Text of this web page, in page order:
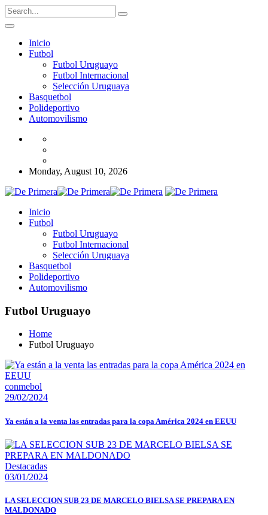
Inicio
Futbol
Futbol Uruguayo
Futbol Internacional
Selección Uruguaya
Basquetbol
Polideportivo
Automovilismo
Monday, August 10, 2026
Inicio
Futbol
Futbol Uruguayo
Futbol Internacional
Selección Uruguaya
Basquetbol
Polideportivo
Automovilismo
Futbol Uruguayo
Home
Futbol Uruguayo
conmebol
29/02/2024
Ya están a la venta las entradas para la copa América 2024 en EEUU
Destacadas
03/01/2024
LA SELECCION SUB 23 DE MARCELO BIELSA SE PREPARA EN
MALDONADO